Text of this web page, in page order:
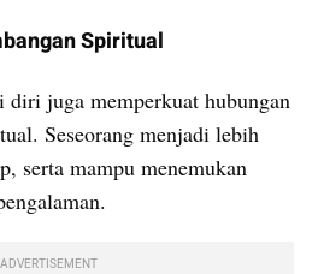
Spiritual
diri juga memperkuat hubungan
Seseorang menjadi lebih
serta mampu menemukan
ADVERTISEMENT